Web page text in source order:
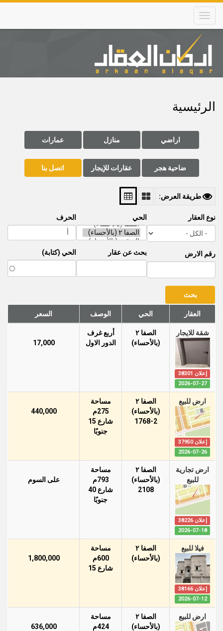
Skip
main
content
Main
navigation
الرئيسية
اراضي منازل عمارات
ضاحية هجر عقارات للإيجار اتصل بنا
طريقة العرض:
نوع العقار
رقم الارض
الحي
بحث عن عقار
الحرف
الحي (كتابة)
العقار الحي الوصف السعر
شقة للايجار
إعلان 38301
2026-07-27
الصفا ٢
(بالأحساء)
أربع غرف
الدور اﻻول
17,000
ارض للبيع
إعلان 37950
2026-07-26
الصفا ٢
(بالأحساء)
1768-2
مساحة
275م
شارع 15
جنوبًا
440,000
ارض تجارية
للبيع
إعلان 38226
2026-07-18
الصفا ٢
(بالأحساء)
2108
مساحة
793م
شارع 40
جنوبًا
على السوم
فيلا للبيع
إعلان 38166
2026-07-12
الصفا ٢
(بالأحساء)
مساحة
600م
شارع 15
1,800,000
ارض للبيع
الصفا ٢
(بالأحساء)
مساحة
424م
636,000